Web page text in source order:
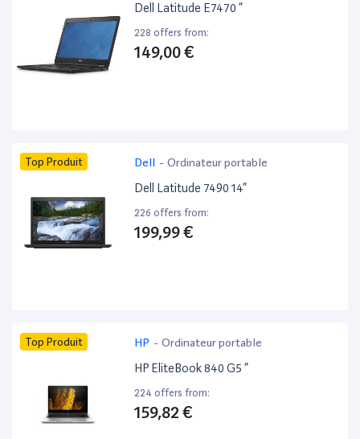
Dell Latitude E7470 ”
228 offers from:
149,00 €
Top Produit Dell - Ordinateur portable
Dell Latitude 7490 14”
226 offers from:
199,99 €
Top Produit HP - Ordinateur portable
HP EliteBook 840 G5 ”
224 offers from:
159,82 €